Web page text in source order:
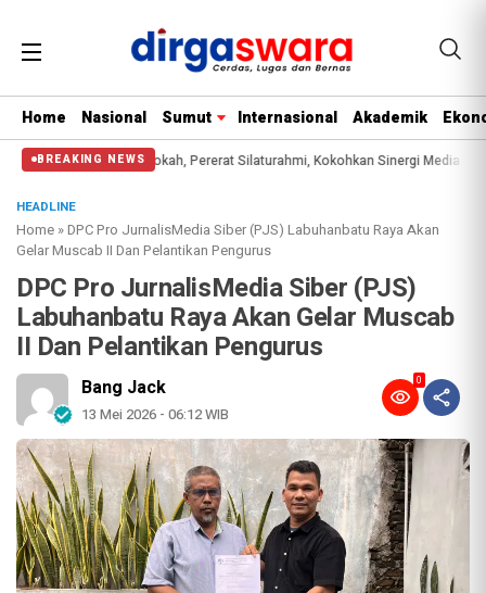
Home Nasional Sumut Internasional Akademik
BREAKING NEWS
Jumat Barokah, Pererat Silaturahmi, Kokohkan Sinergi Media dan Kepolisian
HEADLINE
Home »DPC Pro JurnalisMedia Siber (PJS) Labuhanbatu Raya Akan
Gelar Muscab II Dan Pelantikan Pengurus
DPC Pro JurnalisMedia Siber (PJS)
Labuhanbatu Raya Akan Gelar Muscab
II Dan Pelantikan Pengurus
Bang Jack
13 Mei 2026 - 06:12 WIB
0